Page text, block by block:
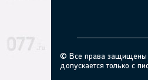
© Все права защищены
допускается только с